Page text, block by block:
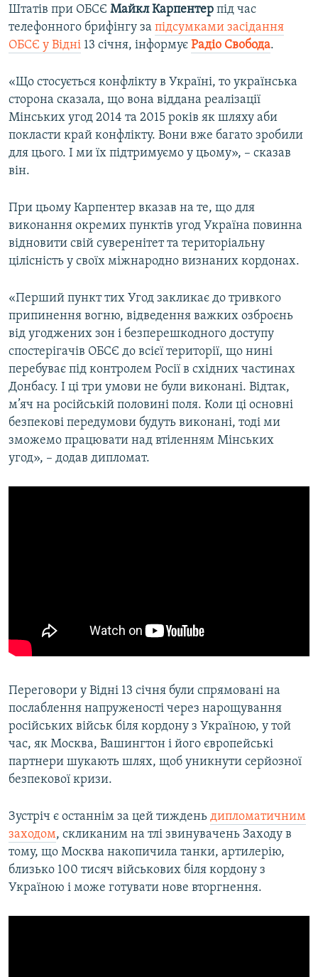
Штатів при ОБСЄ Майкл Карпентер під час
телефонного брифінгу за підсумками засідання
ОБСЄ у Відні 13 січня, інформує Радіо Свобода.
«Що стосується конфлікту в Україні, то українська
сторона сказала, що вона віддана реалізації
Мінських угод 2014 та 2015 років як шляху аби
покласти край конфлікту. Вони вже багато зробили
для цього. І ми їх підтримуємо у цьому», – сказав
він.
При цьому Карпентер вказав на те, що для
виконання окремих пунктів угод Україна повинна
відновити свій суверенітет та територіальну
цілісність у своїх міжнародно визнаних кордонах.
«Перший пункт тих Угод закликає до тривкого
припинення вогню, відведення важких озброєнь
від угоджених зон і безперешкодного доступу
спостерігачів ОБСЄ до всієї території, що нині
перебуває під контролем Росії в східних частинах
Донбасу. І ці три умови не були виконані. Відтак,
м’яч на російській половині поля. Коли ці основні
безпекові передумови будуть виконані, тоді ми
зможемо працювати над втіленням Мінських
угод», – додав дипломат.
Переговори у Відні 13 січня були спрямовані на
послаблення напруженості через нарощування
російських військ біля кордону з Україною, у той
час, як Москва, Вашингтон і його європейські
партнери шукають шлях, щоб уникнути серйозної
безпекової кризи.
Зустріч є останнім за цей тиждень дипломатичним
заходом, скликаним на тлі звинувачень Заходу в
тому, що Москва накопичила танки, артилерію,
близько 100 тисяч військових біля кордону з
Україною і може готувати нове вторгнення.